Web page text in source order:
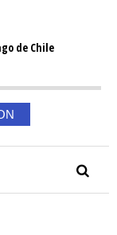
de Chile